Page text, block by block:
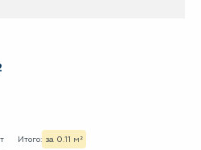
Итого: за 0.11 м²